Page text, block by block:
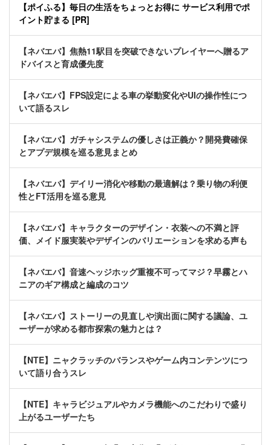
【ポイふる】毎日の生活をちょっとお得に サービス利用でポ
イント貯まる [PR]
【ネバエバ】焦熱11駅目を突破できないプレイヤーへ贈るア
ドバイスと育成優先度
【ネバエバ】FPS設定による車の挙動変化やUIの操作性につ
いて語るスレ
【ネバエバ】ガチャシステムの優しさは正義か？開発費確保
とアプデ規模を巡る意見まとめ
【ネバエバ】デイリー消化や移動の最適解は？乗り物の利便
性とFT活用を巡る意見
【ネバエバ】キャラクターのデザイン・衣装への不満と評
価、メイド服実装やデザインのバリエーションを求める声も
【ネバエバ】音速ヘッジホッグ重複不可ってマジ？早霧とハ
ニアのギア構成と編成のコツ
【ネバエバ】ストーリーの見直しや演出面に関する議論、ユ
ーザーが求める都市探索の魅力とは？
【NTE】ニャクラッチのバランスやゲーム内コンテンツにつ
いて語り合うスレ
【NTE】キャラビジュアルやカメラ機能へのこだわりで盛り
上がるユーザーたち